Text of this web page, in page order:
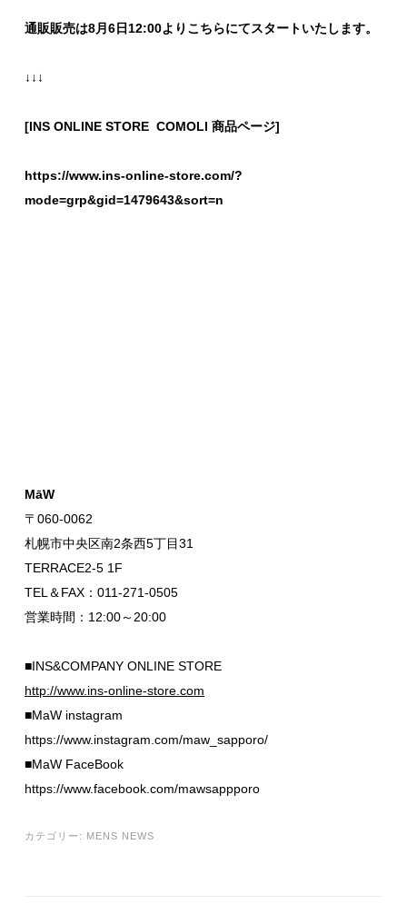
通販販売は8月6日12:00よりこちらにてスタートいたします。
↓↓↓
[INS ONLINE STORE COMOLI 商品ページ]
https://www.ins-online-store.com/?
mode=grp&gid=1479643&sort=n
MāW
〒060-0062
札幌市中央区南2条西5丁目31
TERRACE2-5 1F
TEL＆FAX：011-271-0505
営業時間：12:00～20:00
■INS&COMPANY ONLINE STORE
http://www.ins-online-store.com
■MaW instagram
https://www.instagram.com/maw_sapporo/
■MaW FaceBook
https://www.facebook.com/mawsappporo
カテゴリー: MENS NEWS